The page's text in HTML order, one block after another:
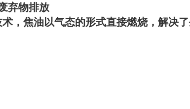
弃物排放
，焦油以气态的形式直接燃烧，解决